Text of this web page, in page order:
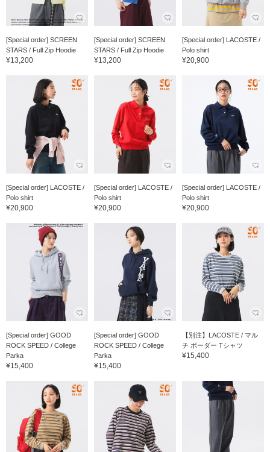
[Special order] SCREEN
STARS / Full Zip Hoodie
¥13,200
[Special order] SCREEN
STARS / Full Zip Hoodie
¥13,200
[Special order] LACOSTE /
Polo shirt
¥20,900
[Special order] LACOSTE /
Polo shirt
¥20,900
[Special order] LACOSTE /
Polo shirt
¥20,900
[Special order] LACOSTE /
Polo shirt
¥20,900
[Special order] GOOD
ROCK SPEED / College
Parka
¥15,400
[Special order] GOOD
ROCK SPEED / College
Parka
¥15,400
【別注】LACOSTE / マル
チ ボーダー Tシャツ
¥15,400